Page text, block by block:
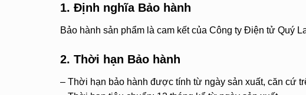
1. Định nghĩa Bảo hành
Bảo hành sản phẩm là cam kết của Công ty Điện tử Quý
2. Thời hạn Bảo hành
– Thời hạn bảo hành được tính từ ngày sản xuất, căn cứ